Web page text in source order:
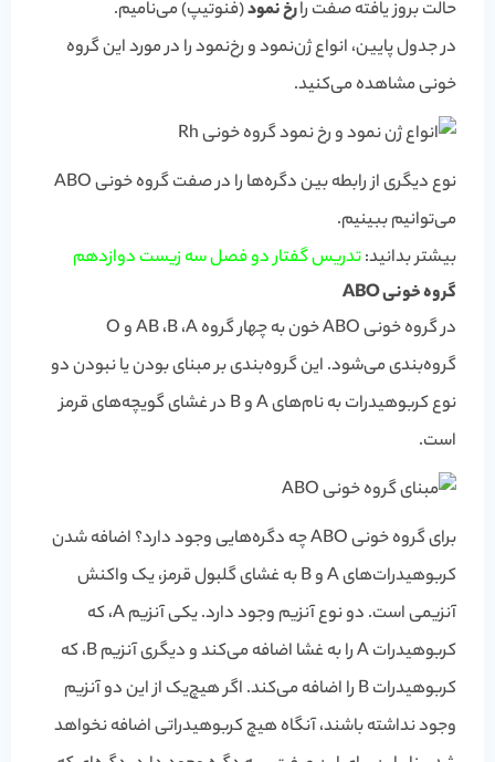
حالت بروز یافته صفت رارخ نمود(فنوتیپ) می‌نامیم.
در جدول پایین، انواع ژن‌نمود و رخ‌نمود را در مورد این گروه
خونی مشاهده می‌کنید.
نوع دیگری از رابطه بین دگره‌ها را در صفت گروه خونی ABO
می‌توانیم ببینیم.
بیشتر بدانید:تدریس گفتار دو فصل سه زیست دوازدهم
گروه خونی ABO
در گروه خونی ABO خون به چهار گروه AB ،B ،A و O
گروه‌بندی می‌شود. این گروه‌بندی بر مبنای بودن یا نبودن دو
نوع کربوهیدرات به نام‌های A و B در غشای گویچه‌های قرمز
است.
برای گروه خونی ABO چه دگره‌هایی وجود دارد؟ اضافه شدن
کربوهیدرات‌های A و B به غشای گلبول قرمز، یک واکنش
آنزیمی است. دو نوع آنزیم وجود دارد. یکی آنزیم A، که
کربوهیدرات A را به غشا اضافه می‌کند و دیگری آنزیم B، که
کربوهیدرات B را اضافه می‌کند. اگر هیچ‌یک از این دو آنزیم
وجود نداشته باشند، آنگاه هیچ کربوهیدراتی اضافه نخواهد